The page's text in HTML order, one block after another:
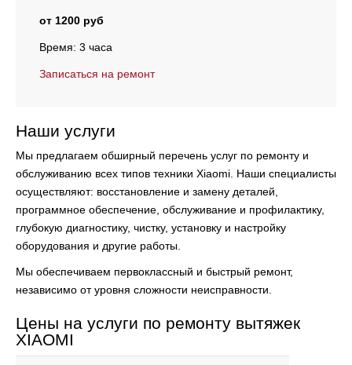
от 1200 руб
Время: 3 часа
Записаться на ремонт
Наши услуги
Мы предлагаем обширный перечень услуг по ремонту и
обслуживанию всех типов техники Xiaomi. Наши специалисты
осуществляют: восстановление и замену деталей,
программное обеспечение, обслуживание и профилактику,
глубокую диагностику, чистку, установку и настройку
оборудования и другие работы.
Мы обеспечиваем первоклассный и быстрый ремонт,
независимо от уровня сложности неисправности.
Цены на услуги по ремонту вытяжек
XIAOMI